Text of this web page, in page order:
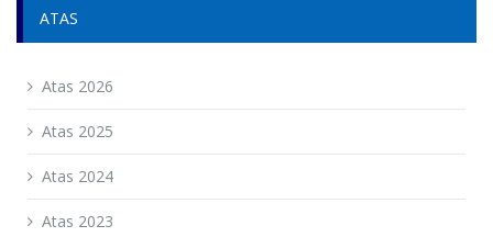
ATAS
Atas 2026
Atas 2025
Atas 2024
Atas 2023